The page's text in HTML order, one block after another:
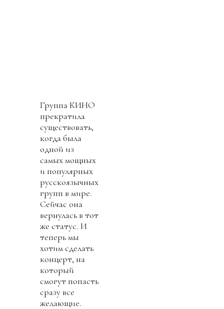
Группа КИНО
прекратила
существовать,
когда была
одной из
самых мощных
и популярных
русскоязычных
групп в мире.
Сейчас она
вернулась в тот
же статус. И
теперь мы
хотим сделать
концерт, на
который
смогут попасть
сразу все
желающие.